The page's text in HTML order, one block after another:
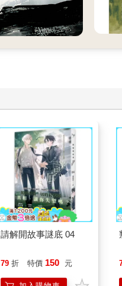
請解開故事謎底 04
79 折 特價 150 元